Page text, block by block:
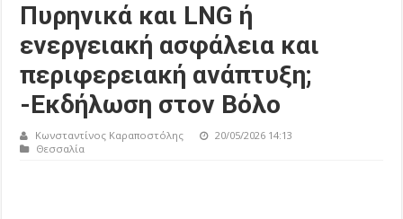
Πυρηνικά και LNG ή
ενεργειακή ασφάλεια και
περιφερειακή ανάπτυξη;
-Εκδήλωση στον Βόλο
Κωνσταντίνος Καραποστόλης
20/05/2026 14:13
Θεσσαλία